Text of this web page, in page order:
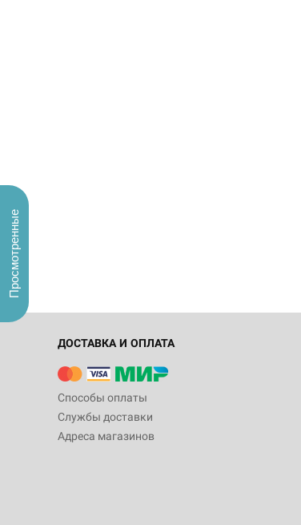
ДОСТАВКА И ОПЛАТА
Способы оплаты
Службы доставки
Адреса магазинов
Просмотренные